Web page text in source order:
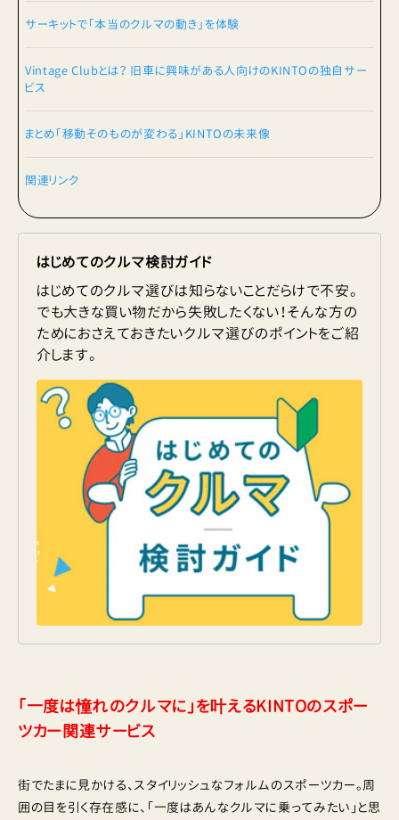
サーキットで「本当のクルマの動き」を体験
Vintage Clubとは？ 旧車に興味がある人向けのKINTOの独自サー
ビス
まとめ「移動そのものが変わる」KINTOの未来像
関連リンク
はじめてのクルマ検討ガイド
はじめてのクルマ選びは知らないことだらけで不安。
でも大きな買い物だから失敗したくない！そんな方の
ためにおさえておきたいクルマ選びのポイントをご紹
介します。
「一度は憧れのクルマに」を叶えるKINTOのスポー
ツカー関連サービス
街でたまに見かける、スタイリッシュなフォルムのスポーツカー。周
囲の目を引く存在感に、「一度はあんなクルマに乗ってみたい」と思